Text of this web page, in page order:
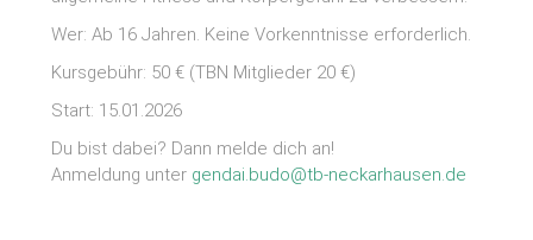
Wer: Ab 16 Jahren. Keine Vorkenntnisse erforderlich.
Kursgebühr: 50 € (TBN Mitglieder 20 €)
Start: 15.01.2026
Du bist dabei? Dann melde dich an!
Anmeldung unter gendai.budo@tb-neckarhausen.de